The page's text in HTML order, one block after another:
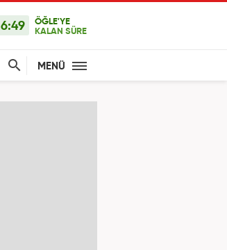
6:49
ÖĞLE'YE
KALAN SÜRE
MENÜ